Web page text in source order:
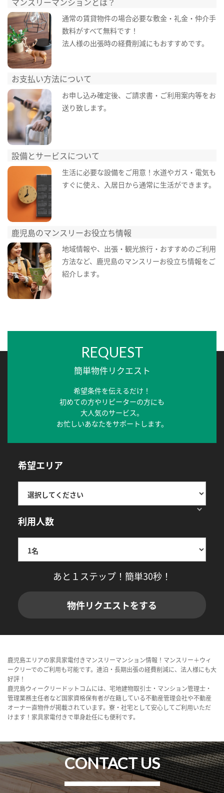
通常の賃貸物件の場合必要な敷金・礼金・仲介手
数料がすべて無料です！
法人様の出張時の経費削減にもおすすめです。
お支払い方法について
お申し込み確定後、ご請求書・ご利用案内等をお
送り致します。
設備とサービスについて
生活に必要な設備をご用意！水道やガス・電気も
すぐに使え、入居日から通常に生活ができます。
鹿児島のマンスリーお役立ち情報
地域情報や、出張・観光旅行・おすすめのご利用
方法など、鹿児島のマンスリーお役立ち情報をご
紹介します。
REQUEST
簡単物件リクエスト
希望条件を伝えるだけ！
初めての方やリピーターの方にも
大人気のサービス。
お忙しいあなたをサポートします。
希望エリア
利用人数
あと１ステップ！簡単30秒！
物件リクエストをする
鹿児島エリアの家具家電付きマンスリーマンション情報！マンスリー＋ウィ
ークリーでのご利用も可能です。連泊・長期出張の経費削減に、法人様にも大
好評！
鹿児島ウィークリードットコムには、宅地建物取引士・マンション管理士・
管理業務主任者など国家資格保有者が在籍している不動産管理会社や不動産
オーナー直物件が掲載されています。寮・社宅として安心してご利用いただ
けます！家具家電付きで単身赴任にも便利です。
CONTACT US